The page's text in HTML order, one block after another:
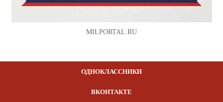
MILPORTAL.RU
ОДНОКЛАССНИКИ
ВКОНТАКТЕ